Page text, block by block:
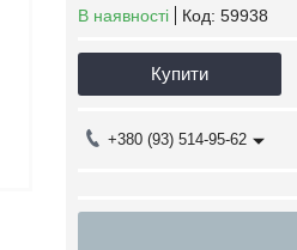
В наявності Код: 59938
Купити
+380 (93) 514-95-62